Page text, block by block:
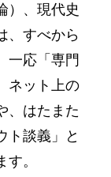
）、現代史
、すべから
一応「専門
ネット上の
、はたまた
ト談義」と
。